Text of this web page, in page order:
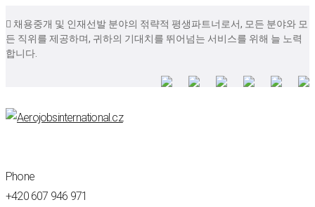
 채용중개 및 인재선발 분야의 젂략적 평생파트너로서, 모든 분야와 모
든 직위를 제공하며, 귀하의 기대치를 뛰어넘는 서비스를 위해 늘 노력
합니다.
Phone
+420 607 946 971